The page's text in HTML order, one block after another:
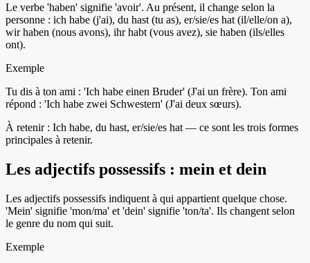
Le verbe 'haben' signifie 'avoir'. Au présent, il change selon la
personne : ich habe (j'ai), du hast (tu as), er/sie/es hat (il/elle/on a),
wir haben (nous avons), ihr habt (vous avez), sie haben (ils/elles
ont).
Exemple
Tu dis à ton ami : 'Ich habe einen Bruder' (J'ai un frère). Ton ami
répond : 'Ich habe zwei Schwestern' (J'ai deux sœurs).
À retenir : Ich habe, du hast, er/sie/es hat — ce sont les trois formes
principales à retenir.
Les adjectifs possessifs : mein et dein
Les adjectifs possessifs indiquent à qui appartient quelque chose.
'Mein' signifie 'mon/ma' et 'dein' signifie 'ton/ta'. Ils changent selon
le genre du nom qui suit.
Exemple